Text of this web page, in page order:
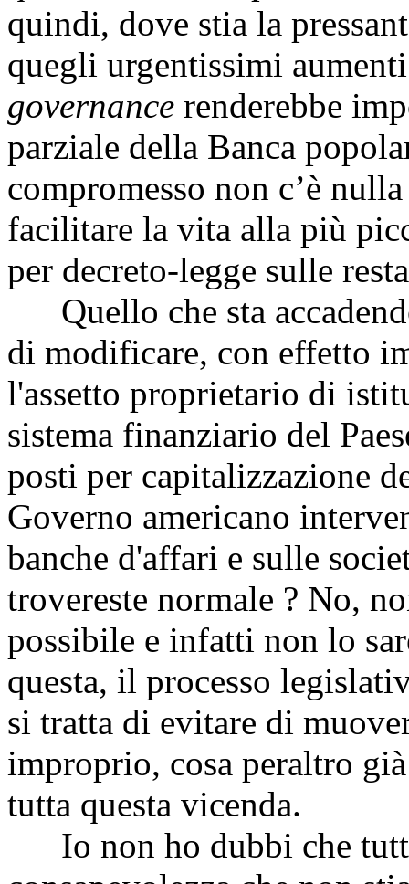
quindi, dove stia la
quegli urgentissimi
governance renderebbe
parziale della Banca
compromesso non c’è
facilitare la vita alla più
per decreto-legge sulle
Quello che sta
di modificare, con effetto
l'assetto proprietario di
sistema finanziario del
posti per capitalizzazione
Governo americano
banche d'affari e sulle
trovereste normale ? No,
possibile e infatti non lo
questa, il processo
si tratta di evitare di
improprio, cosa peraltro
tutta questa vicenda.
Io non ho dubbi che